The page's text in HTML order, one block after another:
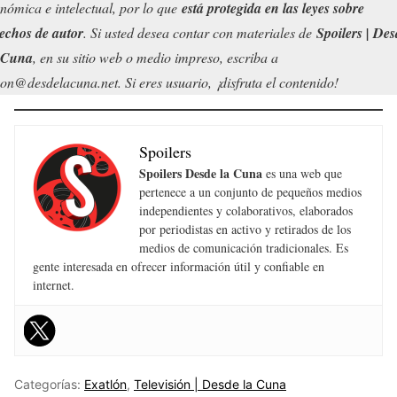
e intelectual, por lo que está protegida en las leyes sobre
de autor. Si usted desea contar con materiales de Spoilers |
, en su sitio web o medio impreso, escriba a
Si eres usuario, ¡disfruta el contenido!
Spoilers
Spoilers Desde la Cuna es una web que
pertenece a un conjunto de pequeños medios
independientes y colaborativos, elaborados
por periodistas en activo y retirados de los
medios de comunicación tradicionales. Es
gente interesada en ofrecer información útil y confiable en
internet.
Categorías: Exatlón, Televisión | Desde la Cuna